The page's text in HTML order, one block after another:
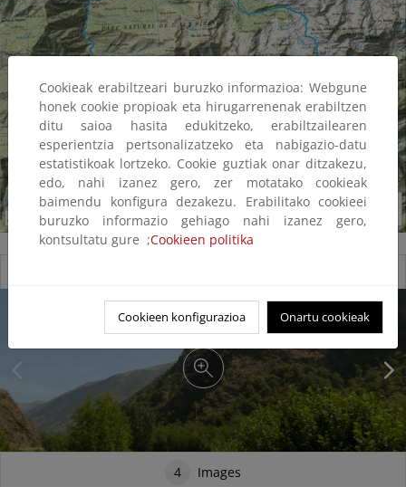
4 Images
Cookieak erabiltzeari buruzko informazioa: Webgune
honek cookie propioak eta hirugarrenenak erabiltzen
ditu saioa hasita edukitzeko, erabiltzailearen
esperientzia pertsonalizatzeko eta nabigazio-datu
estatistikoak lortzeko. Cookie guztiak onar ditzakezu,
edo, nahi izanez gero, zer motatako cookieak
baimendu konfigura dezakezu. Erabilitako cookieei
buruzko informazio gehiago nahi izanez gero,
kontsultatu gure ;Cookieen politika
Cookieen konfigurazioa Onartu cookieak